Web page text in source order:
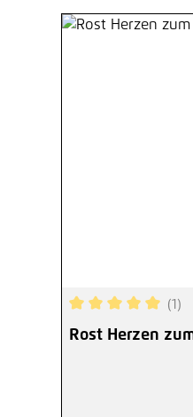
Durchschnittliche
(1)
Rost Herzen